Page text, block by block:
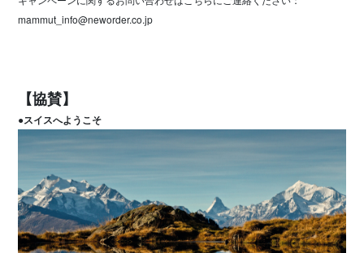
mammut_info@neworder.co.jp
【協賛】
●スイスへようこそ